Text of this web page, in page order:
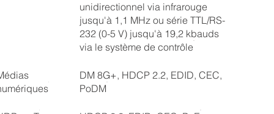
unidirectionnel via infrarouge
jusqu'à 1,1 MHz ou série TTL/RS-
232 (0-5 V) jusqu'à 19,2 kbauds
via le système de contrôle
DM 8G+, HDCP 2.2, EDID, CEC,
PoDM